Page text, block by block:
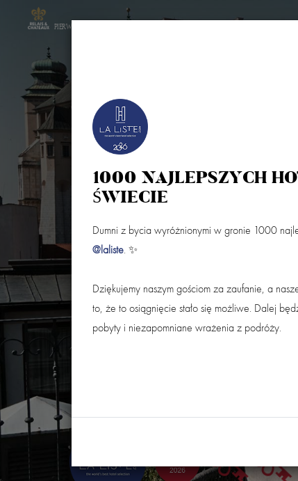
Przyjazd Wyjazd (noce:1)
PIERWSZY HOTEL W POLSCE W STOWARZYSZENIU
1000 NAJLEPSZYCH
ŚWIECIE
Dumni z bycia wyróżnionymi w gronie 1000
@laliste. ✨
Dziękujemy naszym gościom za zaufanie, a
to, że to osiągnięcie stało się możliwe. Dalej
pobyty i niezapomniane wrażenia z podróży.